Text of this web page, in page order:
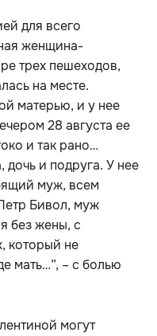
для всего
женщина-
трех пешеходов,
на месте.
матерью, и у нее
28 августа ее
и так рано…
дочь и подруга. У нее
муж, всем
Бивол, муж
без жены, с
который не
мать…”, – с болью
могут